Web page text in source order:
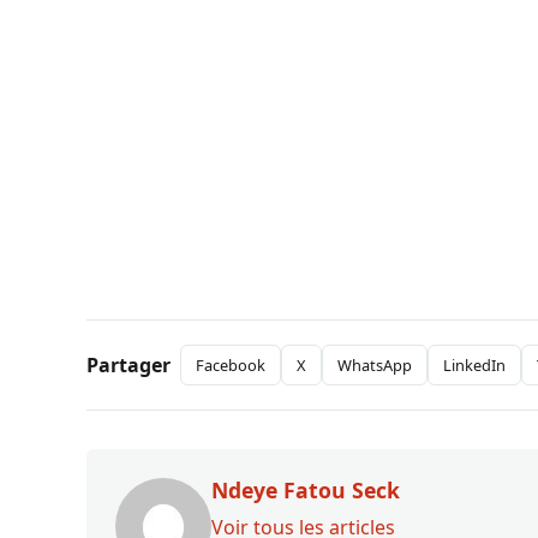
Partager Facebook X WhatsApp LinkedIn
Ndeye Fatou Seck
Voir tous les articles